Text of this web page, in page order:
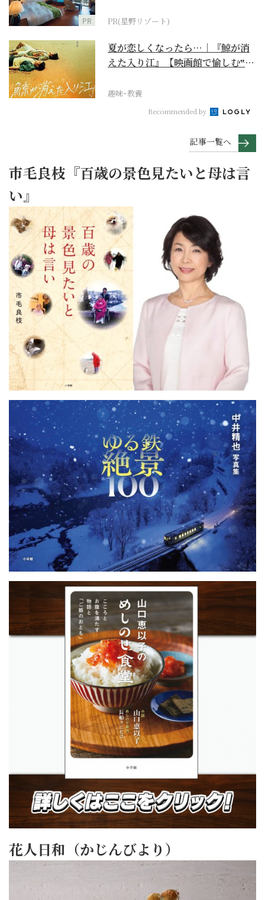
PR PR(星野リゾート)
夏が恋しくなったら…｜『鯨が消
えた入り江』【映画館で愉しむ‟ご
趣味･教養
Recommended by
記事一覧へ
市毛良枝『百歳の景色見たいと母は言
い』
花人日和（かじんびより）